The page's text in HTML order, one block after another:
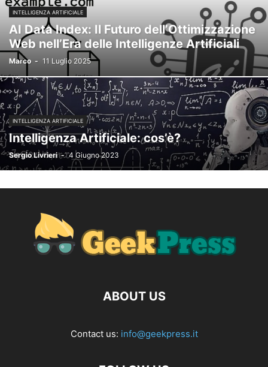
INTELLIGENZA ARTIFICIALE
AI Data Index: Il Futuro dell’Ottimizzazione
Web nell’Era delle Intelligenze Artificiali
Marco - 11 Luglio 2025
INTELLIGENZA ARTIFICIALE
Intelligenza Artificiale: cos’è?
Sergio Livrieri - 4 Giugno 2023
ABOUT US
Contact us: info@geekpress.it